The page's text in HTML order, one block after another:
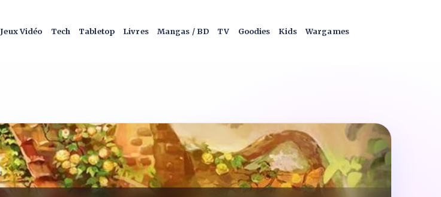
Jeux Vidéo Tech Tabletop Livres Mangas / BD TV Goodies Kids Wargames